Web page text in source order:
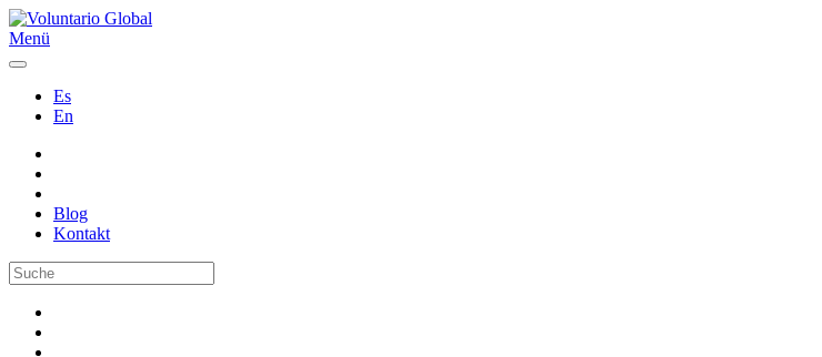
Menü
Es
En
Blog
Kontakt